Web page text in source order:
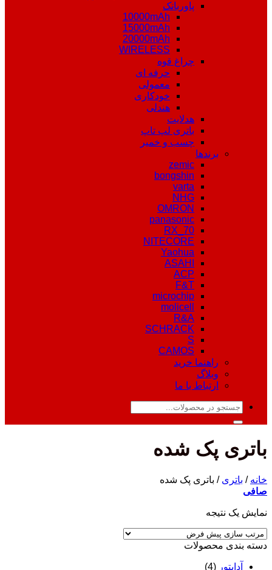
پاوربانک
10000mAh
15000mAh
20000mAh
WIRELESS
چراغ قوه
حرفه ای
معمولی
خودکاری
هندلی
هدلایت
باتری لپ تاپ
چسب و خمیر
برندها
zemic
bongshin
varta
NHG
OMRON
panasonic
RX_70
NITECORE
Yaohua
ASAHI
ACP
F&T
microchip
molicell
R&A
SCHRACK
S
CAMOS
راهنما خرید
وبلاگ
ارتباط با ما
جستجو
باتری پک شده
خانه / باتری / باتری پک شده
صافی
نمایش یک نتیجه
دسته‌ بندی محصولات
آداپتور (4)